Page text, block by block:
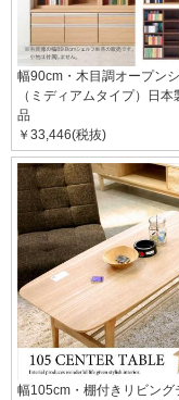
幅90cm・木目調オープン
（ミディアムタイプ）日本
品
￥33,446(税抜)
幅105cm・棚付きリビング